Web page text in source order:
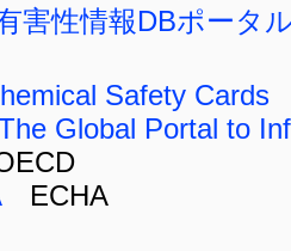
害性情報DBポータ
Safety Cards
Global Portal to
ECHA